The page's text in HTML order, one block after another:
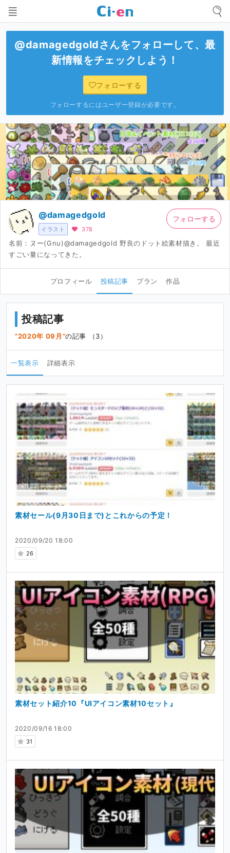
@damagedgoldさんをフォローして、最
新情報をチェックしよう！
フォローする
フォローするにはユーザー登録が必要です。
イラスト
@damagedgold
378
名前：ヌー(Gnu)@damagedgold 野良のドット絵素材描き。 最近
すごい量になってきた。
フォローする
プロフィール 投稿記事 プラン 作品
投稿記事
2020年 09月 の記事 （3）
一覧表示 詳細表示
2020/09/20 18:00
26
素材セール(9月30日まで)とこれからの予定！
2020/09/16 18:00
31
素材セット紹介10『UIアイコン素材10セット』